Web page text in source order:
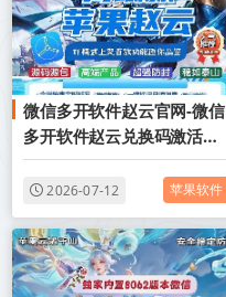
微信多开软件赵云官网-微信
多开软件赵云兑换码激活码
购买
2026-07-12 苹果软件